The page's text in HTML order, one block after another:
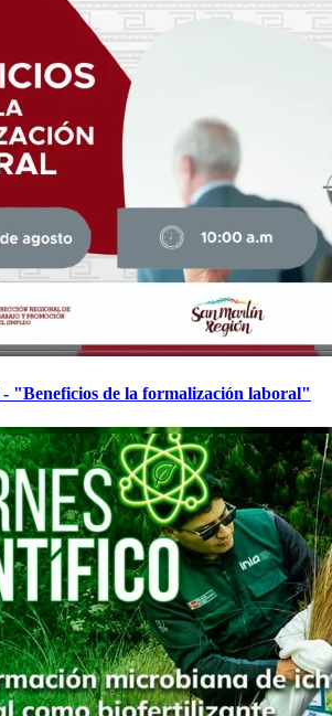
"Beneficios de la formalización laboral"